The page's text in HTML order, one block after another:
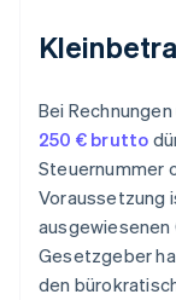
Bei
250 € brutto
Steuernummer
Voraussetzung
Gesetzgeber
den